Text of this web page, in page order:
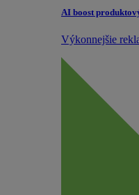
AI boost
Výkonnejšie